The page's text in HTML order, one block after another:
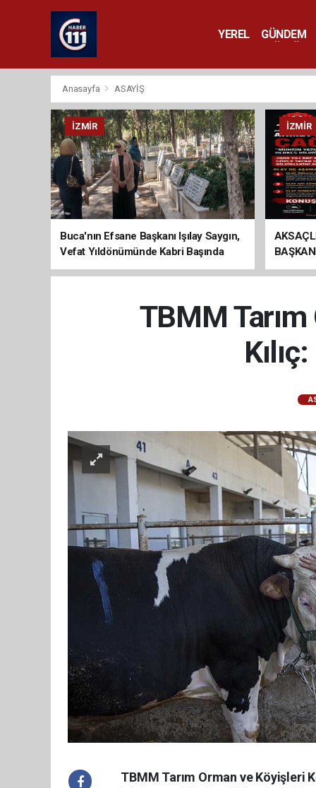
YEREL GÜNDEM
Anasayfa ASAYİŞ
İZMIR
Buca'nın Efsane Başkanı Işılay Saygın,
Vefat Yıldönümünde Kabri Başında
Anıldı
İZMIR
ÇAĞRI
TBMM
TBMM Tarım Orman ve Köyişleri